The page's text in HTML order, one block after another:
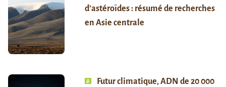
d’astéroïdes : résumé de recherches
en Asie centrale
Futur climatique, ADN de 20 000